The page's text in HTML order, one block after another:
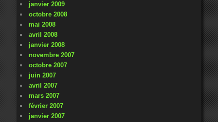
janvier 2009
octobre 2008
mai 2008
avril 2008
janvier 2008
novembre 2007
octobre 2007
juin 2007
avril 2007
mars 2007
février 2007
janvier 2007